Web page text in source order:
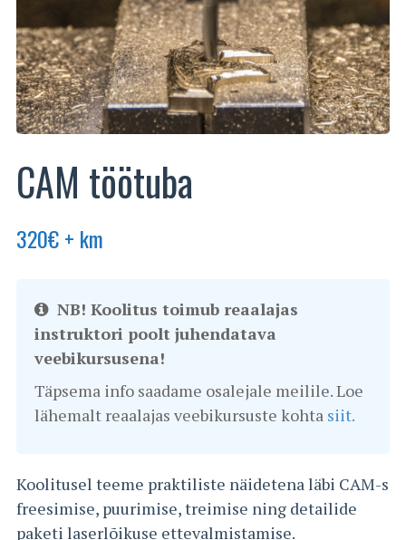
CAM töötuba
320€+ km
NB! Koolitus toimub reaalajas
instruktori poolt juhendatava
veebikursusena!
Täpsema info saadame osalejale meilile. Loe
lähemalt reaalajas veebikursuste kohta siit.
Koolitusel teeme praktiliste näidetena läbi CAM-s
freesimise, puurimise, treimise ning detailide
paketi laserlõikuse ettevalmistamise.